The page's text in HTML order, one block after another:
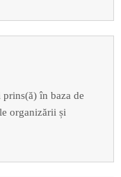
în baza de
organizării și